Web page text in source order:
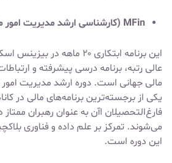
MFin (کارشناسی ارشد مدیریت امور مالی)
این برنامه ابتکاری ۲۰ ماهه
عالی رتبه، برنامه درسی پیشرفته و
مالی جهانی است. دوره ارشد مدیریت امور
یکی از برجسته‌ترین برنامه‌های مالی در
فارغ‌التحصیلان اآن به عنوان رهبران
می‌شوند. تمرکز بر علم داده و فناوری
این دوره است.